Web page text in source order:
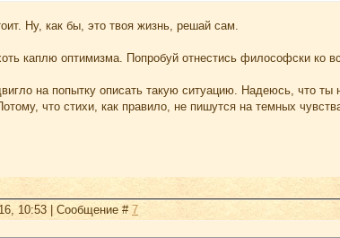
Ну, как бы, это твоя жизнь, решай сам.
каплю оптимизма. Попробуй отнестись философски ко
на попытку описать такую ситуацию. Надеюсь, что ты
что стихи, как правило, не пишутся на темных
10:53 | Сообщение # 7